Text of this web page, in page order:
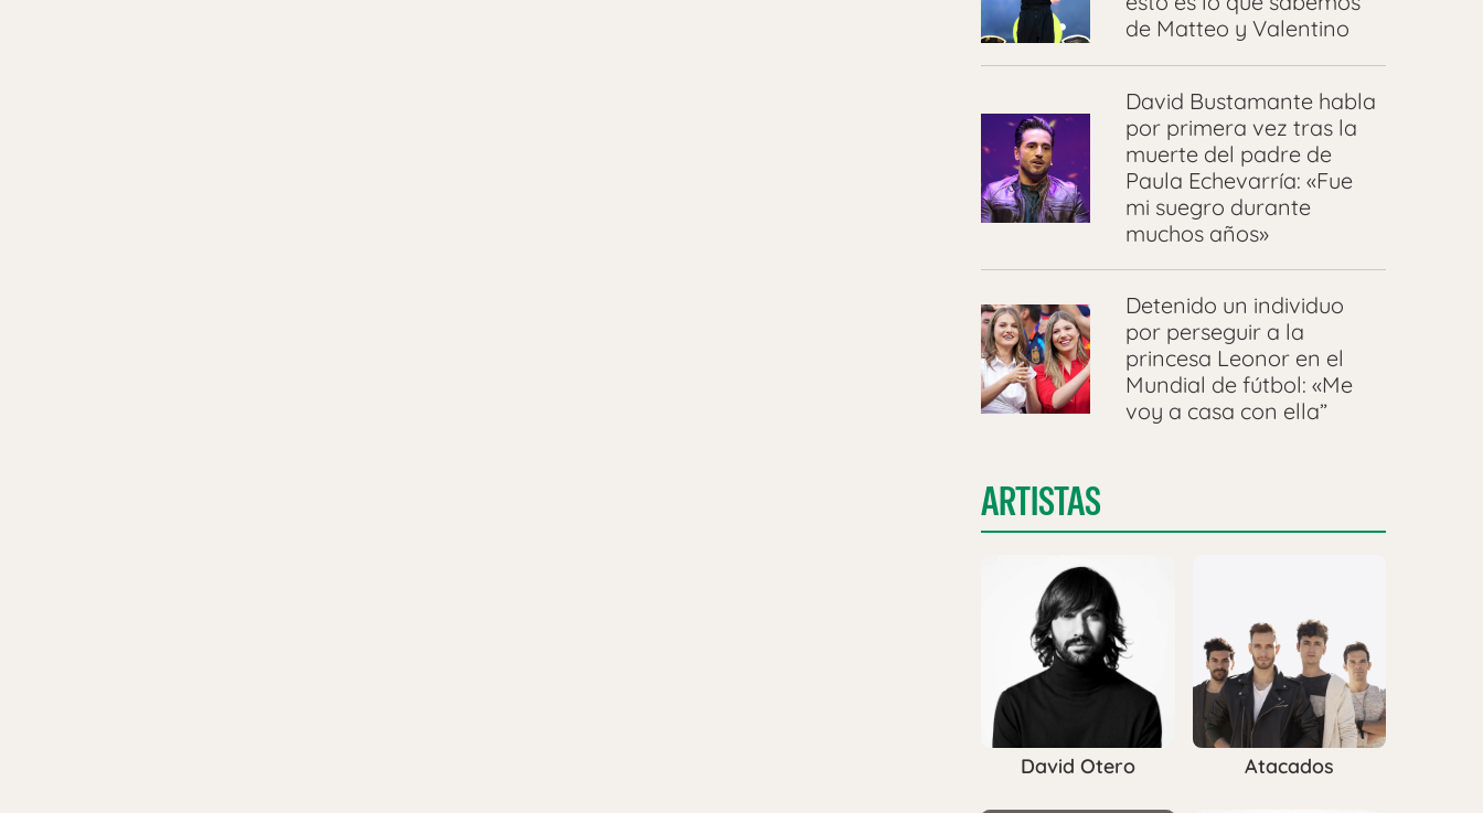
de Matteo y Valentino
David Bustamante habla
por primera vez tras la
muerte del padre de
Paula Echevarría: «Fue
mi suegro durante
muchos años»
Detenido un individuo
por perseguir a la
princesa Leonor en el
Mundial de fútbol: «Me
voy a casa con ella”
ARTISTAS
David Otero Atacados